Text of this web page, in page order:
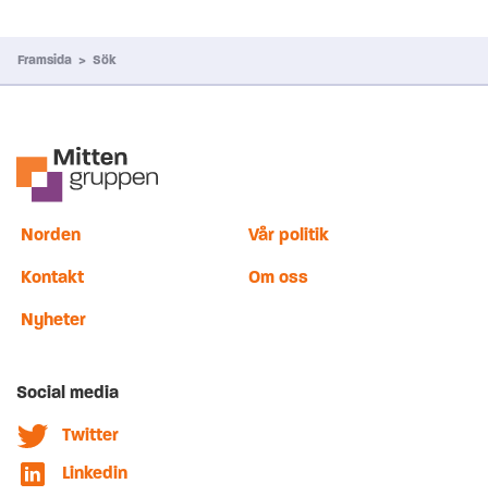
Framsida > Sök
Norden Vår politik
Kontakt Om oss
Nyheter
Social media
Twitter
Linkedin